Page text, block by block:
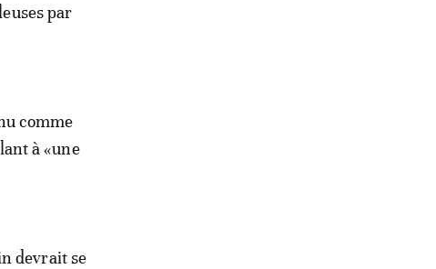
par
comme
à «une
devrait se